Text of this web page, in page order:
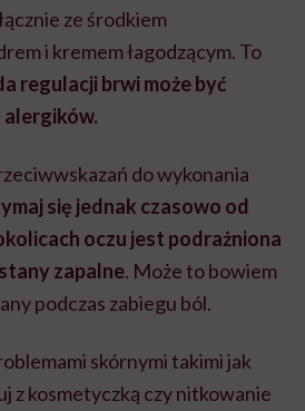
ze środkiem
i kremem łagodzącym. To
regulacji brwi może być
do wykonania
się jednak czasowo od
oczu jest podrażniona
zapalne. Może to bowiem
podczas zabiegu ból.
skórnymi takimi jak
z kosmetyczką czy nitkowanie